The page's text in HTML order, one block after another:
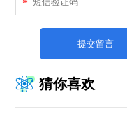
*
猜你喜欢